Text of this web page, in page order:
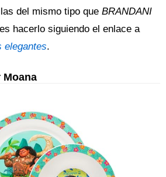
del mismo tipo que BRANDANI
hacerlo siguiendo el enlace a
elegantes.
Moana